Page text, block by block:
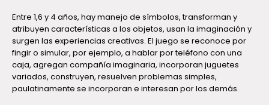
Entre 1,6 y 4 años, hay manejo de símbolos, transforman y
atribuyen características a los objetos, usan la imaginación y
surgen las experiencias creativas. El juego se reconoce por
fingir o simular, por ejemplo, a hablar por teléfono con una
caja, agregan compañía imaginaria, incorporan juguetes
variados, construyen, resuelven problemas simples,
paulatinamente se incorporan e interesan por los demás.